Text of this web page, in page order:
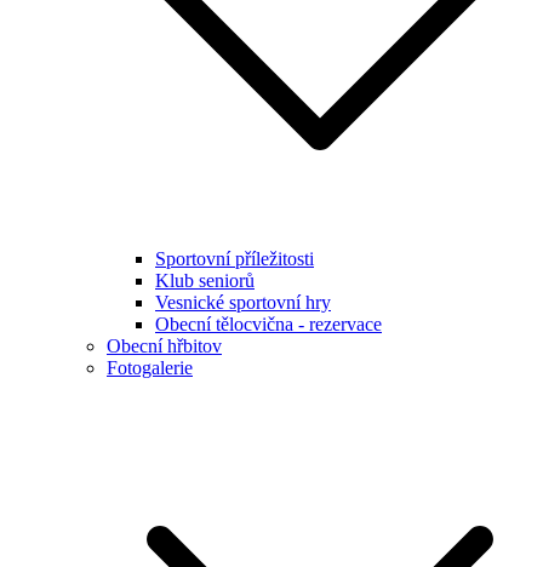
Sportovní příležitosti
Klub seniorů
Vesnické sportovní hry
Obecní tělocvična - rezervace
Obecní hřbitov
Fotogalerie